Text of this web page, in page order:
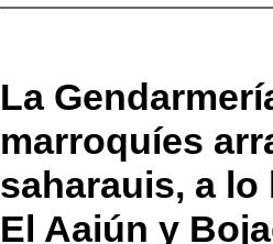
La
marroquíes
saharauis, a lo
El Aaiún y